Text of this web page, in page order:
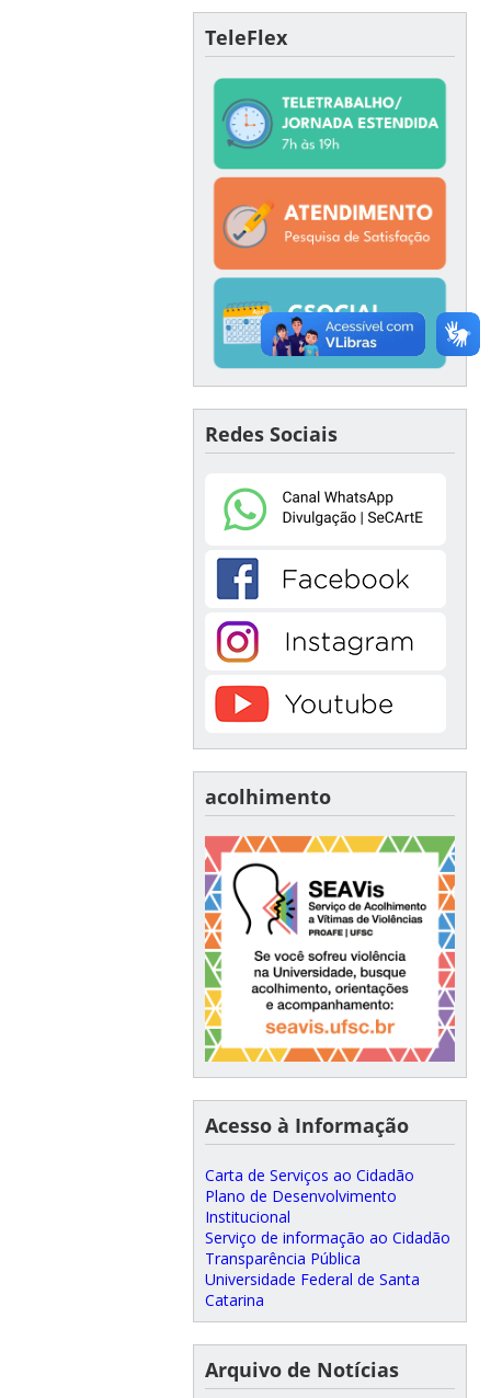
TeleFlex
Redes Sociais
acolhimento
Acesso à Informação
Carta de Serviços ao Cidadão
Plano de Desenvolvimento
Institucional
Serviço de informação ao Cidadão
Transparência Pública
Universidade Federal de Santa
Catarina
Arquivo de Notícias